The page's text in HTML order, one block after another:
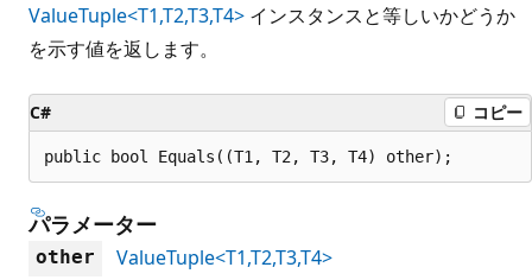
ValueTuple<T1,T2,T3,T4> インスタンスと等しいかどうか
を示す値を返します。
C# コピー
public bool Equals((T1, T2, T3, T4) other);
パラメーター
other
ValueTuple<T1,T2,T3,T4>